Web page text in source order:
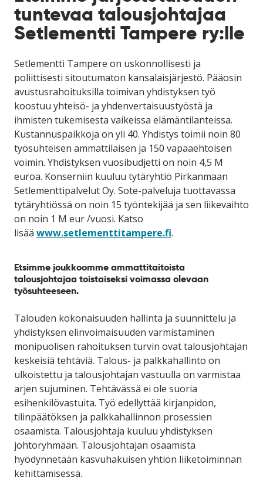
tuntevaa talousjohtajaa
Setlementti Tampere ry:lle
Setlementti Tampere on uskonnollisesti ja
poliittisesti sitoutumaton kansalaisjärjestö. Pääosin
avustusrahoituksilla toimivan yhdistyksen työ
koostuu yhteisö- ja yhdenvertaisuustyöstä ja
ihmisten tukemisesta vaikeissa elämäntilanteissa.
Kustannuspaikkoja on yli 40. Yhdistys toimii noin 80
työsuhteisen ammattilaisen ja 150 vapaaehtoisen
voimin. Yhdistyksen vuosibudjetti on noin 4,5 M
euroa. Konserniin kuuluu tytäryhtiö Pirkanmaan
Setlementtipalvelut Oy. Sote-palveluja tuottavassa
tytäryhtiössä on noin 15 työntekijää ja sen liikevaihto
on noin 1 M eur /vuosi. Katso
lisää www.setlementtitampere.fi.
Etsimme joukkoomme ammattitaitoista
talousjohtajaa toistaiseksi voimassa olevaan
työsuhteeseen.
Talouden kokonaisuuden hallinta ja suunnittelu ja
yhdistyksen elinvoimaisuuden varmistaminen
monipuolisen rahoituksen turvin ovat talousjohtajan
keskeisiä tehtäviä. Talous- ja palkkahallinto on
ulkoistettu ja talousjohtajan vastuulla on varmistaa
arjen sujuminen. Tehtävässä ei ole suoria
esihenkilövastuita. Työ edellyttää kirjanpidon,
tilinpäätöksen ja palkkahallinnon prosessien
osaamista. Talousjohtaja kuuluu yhdistyksen
johtoryhmään. Talousjohtajan osaamista
hyödynnetään kasvuhakuisen yhtiön liiketoiminnan
kehittämisessä.